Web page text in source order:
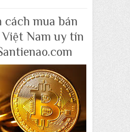
cách mua bán
Nam uy tín